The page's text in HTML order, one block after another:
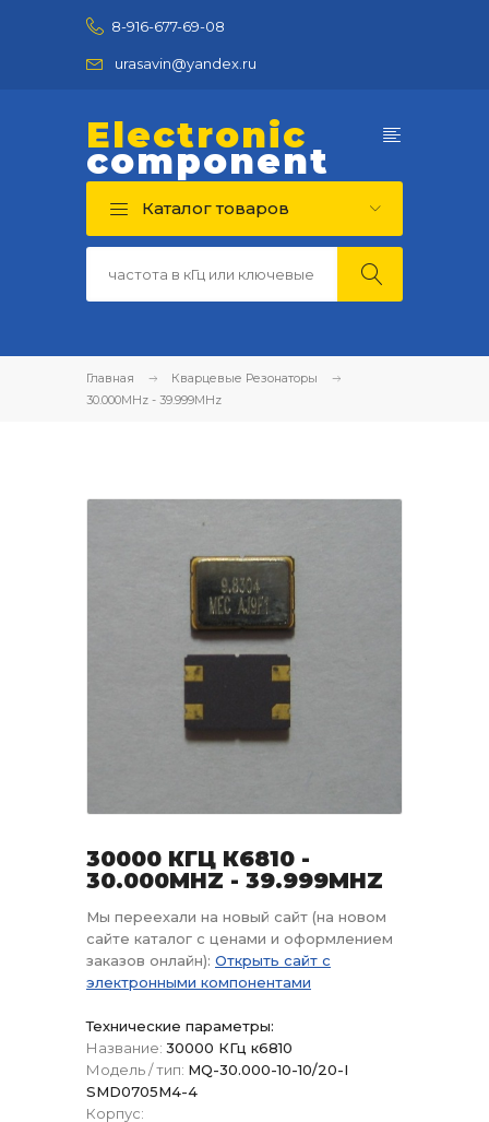
8-916-677-69-08
urasavin@yandex.ru
Electronic
component
Каталог товаров
Главная
Кварцевые Резонаторы
30.000MHz - 39.999MHz
30000 КГЦ К6810 -
30.000MHZ - 39.999MHZ
Мы переехали на новый сайт (на новом
сайте каталог с ценами и оформлением
заказов онлайн): Открыть сайт с
электронными компонентами
Технические параметры:
Название: 30000 КГц к6810
Модель / тип: MQ-30.000-10-10/20-I
SMD0705M4-4
Корпус: